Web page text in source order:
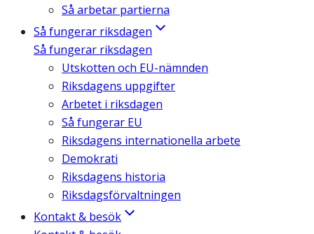
Så arbetar partierna
Så fungerar riksdagen
Så fungerar riksdagen
Utskotten och EU-nämnden
Riksdagens uppgifter
Arbetet i riksdagen
Så fungerar EU
Riksdagens internationella arbete
Demokrati
Riksdagens historia
Riksdagsförvaltningen
Kontakt & besök